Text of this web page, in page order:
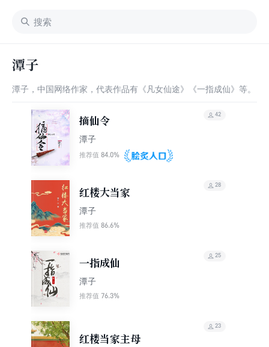
潭子
潭子，中国网络作家，代表作品有《凡女仙途》《一指成仙》等。
摘仙令
潭子
推荐值 84.0%
42
红楼大当家
潭子
推荐值 86.6%
28
一指成仙
潭子
推荐值 76.3%
25
红楼当家主母
23